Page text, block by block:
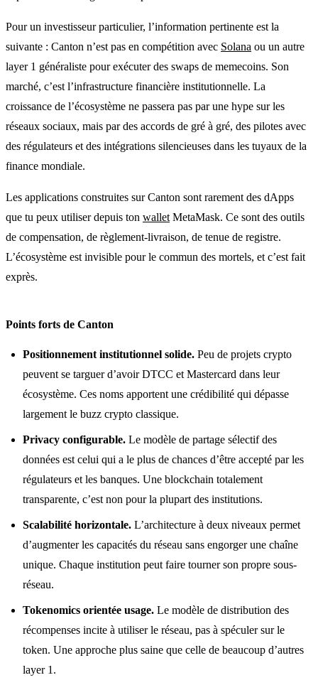
Pour un investisseur particulier, l’information pertinente est la
suivante : Canton n’est pas en compétition avec Solana ou un autre
layer 1 généraliste pour exécuter des swaps de memecoins. Son
marché, c’est l’infrastructure financière institutionnelle. La
croissance de l’écosystème ne passera pas par une hype sur les
réseaux sociaux, mais par des accords de gré à gré, des pilotes avec
des régulateurs et des intégrations silencieuses dans les tuyaux de la
finance mondiale.
Les applications construites sur Canton sont rarement des dApps
que tu peux utiliser depuis ton wallet MetaMask. Ce sont des outils
de compensation, de règlement-livraison, de tenue de registre.
L’écosystème est invisible pour le commun des mortels, et c’est fait
exprès.
Points forts de Canton
Positionnement institutionnel solide. Peu de projets crypto
peuvent se targuer d’avoir DTCC et Mastercard dans leur
écosystème. Ces noms apportent une crédibilité qui dépasse
largement le buzz crypto classique.
Privacy configurable. Le modèle de partage sélectif des
données est celui qui a le plus de chances d’être accepté par les
régulateurs et les banques. Une blockchain totalement
transparente, c’est non pour la plupart des institutions.
Scalabilité horizontale. L’architecture à deux niveaux permet
d’augmenter les capacités du réseau sans engorger une chaîne
unique. Chaque institution peut faire tourner son propre sous-
réseau.
Tokenomics orientée usage. Le modèle de distribution des
récompenses incite à utiliser le réseau, pas à spéculer sur le
token. Une approche plus saine que celle de beaucoup d’autres
layer 1.